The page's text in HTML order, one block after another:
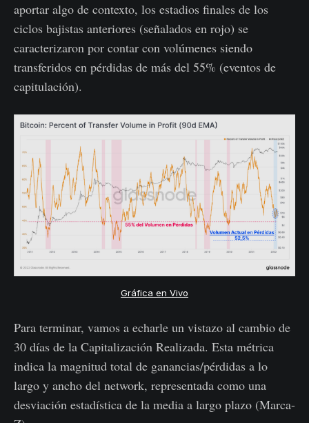
aportar algo de contexto, los estadios finales de los
ciclos bajistas anteriores (señalados en rojo) se
caracterizaron por contar con volúmenes siendo
transferidos en pérdidas de más del 55% (eventos de
capitulación).
Gráfica en Vivo
Para terminar, vamos a echarle un vistazo al cambio de
30 días de la Capitalización Realizada. Esta métrica
indica la magnitud total de ganancias/pérdidas a lo
largo y ancho del network, representada como una
desviación estadística de la media a largo plazo (Marca-